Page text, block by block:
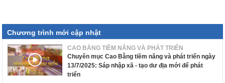
Chương trình mới cập nhật
CAO BẰNG TIỀM NĂNG VÀ PHÁT TRIỂN
Chuyên mục Cao Bằng tiềm năng và phát triển ngày
13/7/2025: Sáp nhập xã - tạo dư địa mới để phát
triển